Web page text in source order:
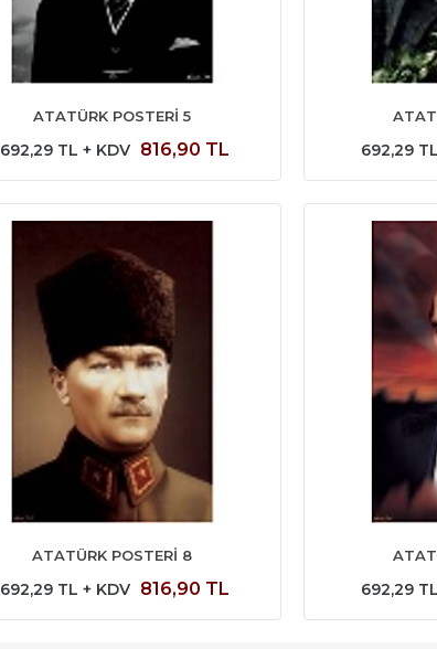
ATATÜRK POSTERİ 5
692,29 TL + KDV 816,90 TL 692,29
ATATÜRK POSTERİ 8
692,29 TL + KDV 816,90 TL 692,29